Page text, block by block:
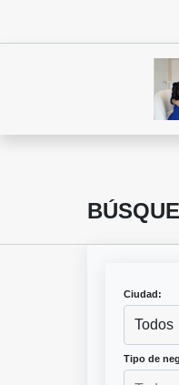
Ciudad:
Todos
Tipo de